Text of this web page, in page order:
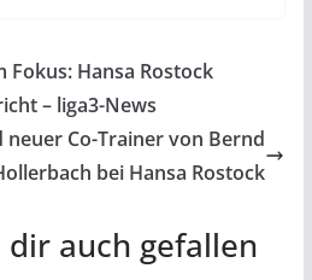
Hansa Rostock
– liga3-News
neuer Co-Trainer von Bernd
bei Hansa Rostock
auch gefallen